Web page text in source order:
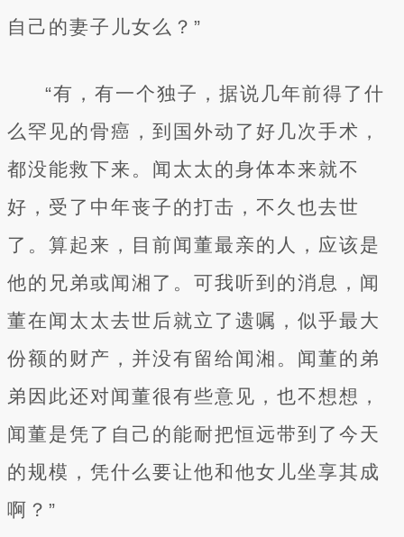
自己的妻子儿女么？”
“有，有一个独子，据说几年前得了什
么罕见的骨癌，到国外动了好几次手术，
都没能救下来。闻太太的身体本来就不
好，受了中年丧子的打击，不久也去世
了。算起来，目前闻董最亲的人，应该是
他的兄弟或闻湘了。可我听到的消息，闻
董在闻太太去世后就立了遗嘱，似乎最大
份额的财产，并没有留给闻湘。闻董的弟
弟因此还对闻董很有些意见，也不想想，
闻董是凭了自己的能耐把恒远带到了今天
的规模，凭什么要让他和他女儿坐享其成
啊？”